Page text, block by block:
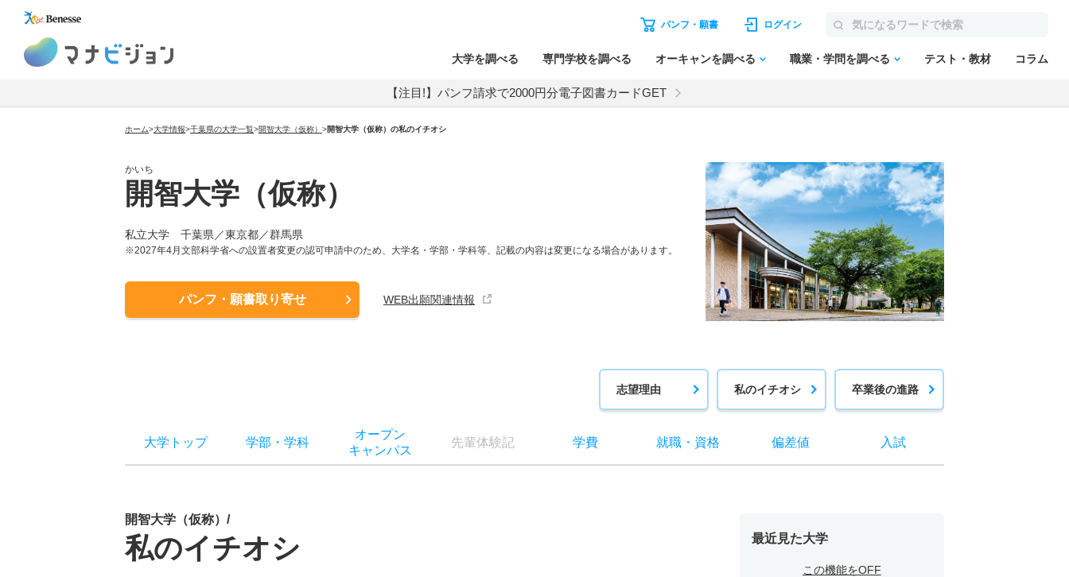
パンフ・願書 ログイン
大学を調べる 専門学校を調べる オーキャンを調べる 職業・学問を調べる テスト・教材 コラム
【注目!】パンフ請求で2000円分電子図書カードGET
ホーム>大学情報>千葉県の大学一覧>開智大学（仮称） >開智大学（仮称）の私のイチオシ
かいち
開智大学（仮称）
私立大学 千葉県／東京都／群馬県
※2027年4月文部科学省への設置者変更の認可申請中のため、大学名・学部・学科等、記載の内容は変更になる場合があります。
パンフ・願書取り寄せ WEB出願関連情報
志望理由 私のイチオシ 卒業後の進路
大学トップ 学部 ・ 学科
オープン
キャンパス
先輩体験記 学費 就職・ 資格 偏差値 入試
開智大学（仮称）/
私のイチオシ 最近見た大学
この機能をOFF